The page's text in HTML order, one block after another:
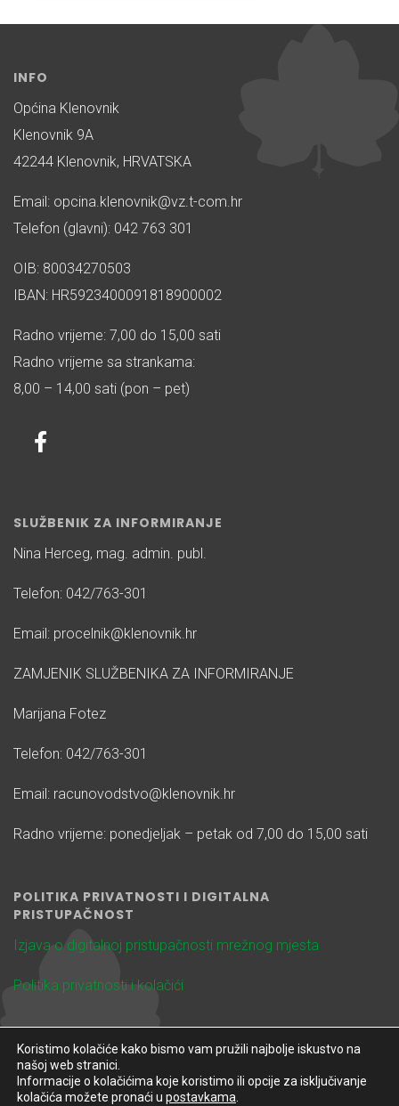
INFO
Općina Klenovnik
Klenovnik 9A
42244 Klenovnik, HRVATSKA
Email: opcina.klenovnik@vz.t-com.hr
Telefon (glavni): 042 763 301
OIB: 80034270503
IBAN: HR5923400091818900002
Radno vrijeme: 7,00 do 15,00 sati
Radno vrijeme sa strankama:
8,00 – 14,00 sati (pon – pet)
SLUŽBENIK ZA INFORMIRANJE
Nina Herceg, mag. admin. publ.
Telefon: 042/763-301
Email: procelnik@klenovnik.hr
ZAMJENIK SLUŽBENIKA ZA INFORMIRANJE
Marijana Fotez
Telefon: 042/763-301
Email: racunovodstvo@klenovnik.hr
Radno vrijeme: ponedjeljak – petak od 7,00 do 15,00 sati
POLITIKA PRIVATNOSTI I DIGITALNA
PRISTUPAČNOST
Izjava o digitalnoj pristupačnosti mrežnog mjesta
Politika privatnosti i kolačići
Design & Development
Koristimo kolačiće kako bismo vam pružili najbolje iskustvo na
našoj web stranici.
Informacije o kolačićima koje koristimo ili opcije za isključivanje
kolačića možete pronaći u postavkama